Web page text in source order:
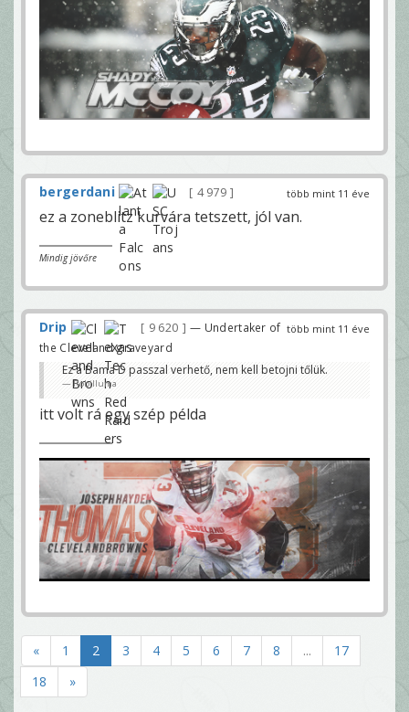
több mint 11 éve
bergerdani 4 979
ez a zoneblitz kurvára tetszett, jól van.
Mindig jövőre
több mint 11 éve
Drip 9 620
— Undertaker of
the Cleveland graveyard
Ez a Bama D passzal verhető, nem kell betojni tőlük.
Robilluma
itt volt rá egy szép példa
« 1 2 3 4 5 6 7 8 ...
17
18
»